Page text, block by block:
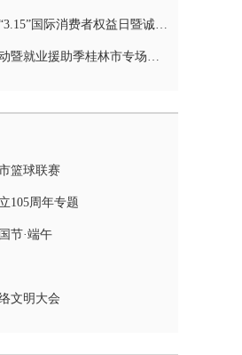
费者权益日暨诚信教育主题活动网民面对面活动
援助季桂林市专场招聘活动直播带岗
篮球联赛
105周年专题
节·端午
文明大会